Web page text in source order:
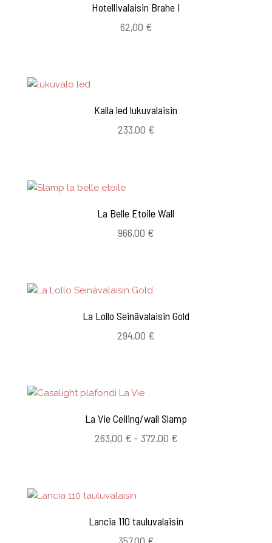
Hotellivalaisin Brahe I
62,00 €
Kalla led lukuvalaisin
233,00 €
La Belle Etoile Wall
966,00 €
La Lollo Seinävalaisin Gold
294,00 €
La Vie Ceiling/wall Slamp
263,00 € – 372,00 €Hintaluokka:
Lancia 110 tauluvalaisin